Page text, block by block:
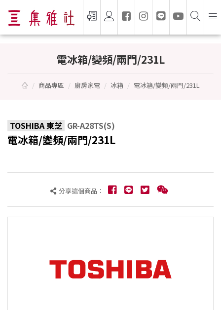
電冰箱/變頻/兩門/231L
商品專區 廚房家電 冰箱 電冰箱/變頻/兩門/231L
TOSHIBA 東芝 GR-A28TS(S)
電冰箱/變頻/兩門/231L
分享這個商品：